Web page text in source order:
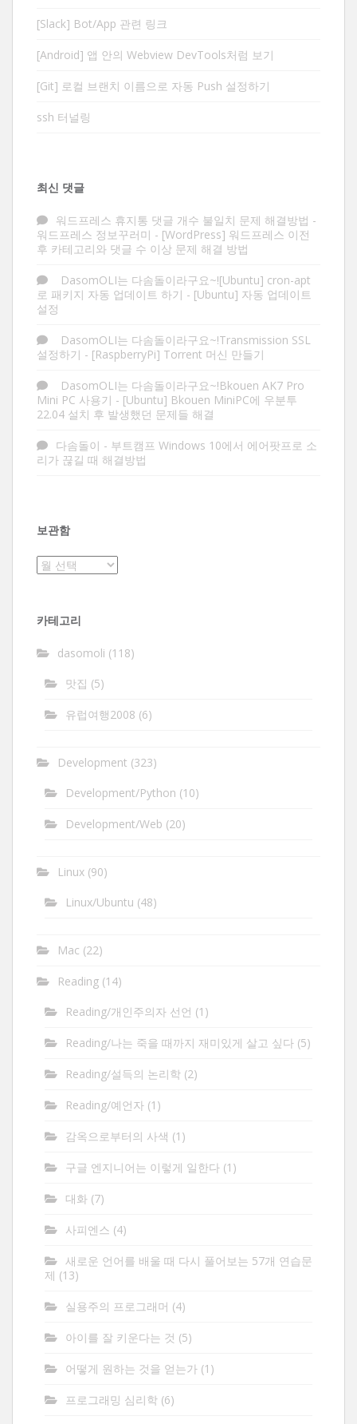
[Slack] Bot/App 관련 링크
[Android] 앱 안의 Webview DevTools처럼 보기
[Git] 로컬 브랜치 이름으로 자동 Push 설정하기
ssh 터널링
최신 댓글
워드프레스 휴지통 댓글 개수 불일치 문제 해결방법 -
워드프레스 정보꾸러미 - [WordPress] 워드프레스 이전
후 카테고리와 댓글 수 이상 문제 해결 방법
DasomOLI는 다솜돌이라구요~![Ubuntu] cron-apt
로 패키지 자동 업데이트 하기 - [Ubuntu] 자동 업데이트
설정
DasomOLI는 다솜돌이라구요~!Transmission SSL
설정하기 - [RaspberryPi] Torrent 머신 만들기
DasomOLI는 다솜돌이라구요~!Bkouen AK7 Pro
Mini PC 사용기 - [Ubuntu] Bkouen MiniPC에 우분투
22.04 설치 후 발생했던 문제들 해결
다솜돌이 - 부트캠프 Windows 10에서 에어팟프로 소
리가 끊길 때 해결방법
보관함
보
카테고리
dasomoli (118)
맛집 (5)
유럽여행2008 (6)
Development (323)
Development/Python (10)
Development/Web (20)
Linux (90)
Linux/Ubuntu (48)
Mac (22)
Reading (14)
Reading/개인주의자 선언 (1)
Reading/나는 죽을 때까지 재미있게 살고 싶다 (5)
Reading/설득의 논리학 (2)
Reading/예언자 (1)
감옥으로부터의 사색 (1)
구글 엔지니어는 이렇게 일한다 (1)
대화 (7)
사피엔스 (4)
새로운 언어를 배울 때 다시 풀어보는 57개 연습문
제 (13)
실용주의 프로그래머 (4)
아이를 잘 키운다는 것 (5)
어떻게 원하는 것을 얻는가 (1)
프로그래밍 심리학 (6)